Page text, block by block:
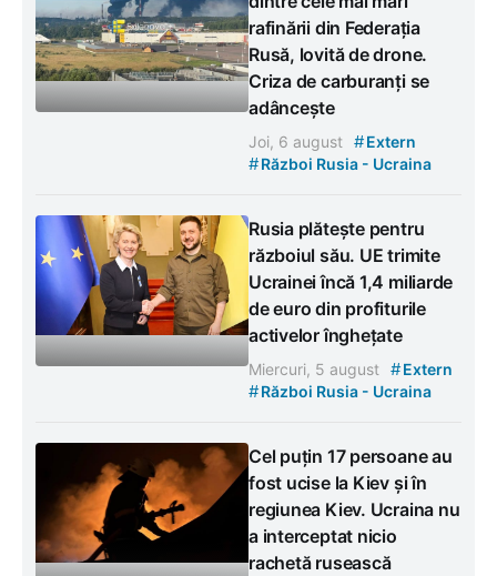
rafinării din Federația
Rusă, lovită de drone.
Criza de carburanți se
adâncește
Joi, 6 august #Extern
#Război Rusia - Ucraina
Rusia plătește pentru
războiul său. UE trimite
Ucrainei încă 1,4 miliarde
de euro din profiturile
activelor înghețate
Miercuri, 5 august #Extern
#Război Rusia - Ucraina
Cel puțin 17 persoane au
fost ucise la Kiev și în
regiunea Kiev. Ucraina nu
a interceptat nicio
rachetă rusească